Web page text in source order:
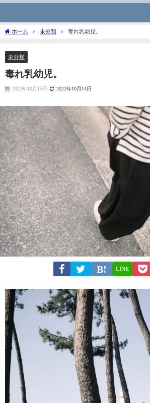
ホーム 未分類 毒れ乳幼児。
未分類
毒れ乳幼児。
2022年10月15日 2022年10月14日
LINE